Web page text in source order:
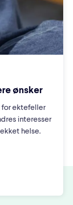
ønsker
for ektefeller
interesser
helse.